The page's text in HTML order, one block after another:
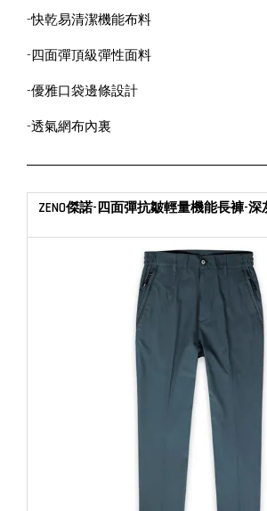
-快乾易清潔機能布料
-四面彈頂級彈性面料
-優雅口袋邊條設計
-透氣網布內裏
ZENO傑諾-四面彈抗皺輕量機能長褲-深